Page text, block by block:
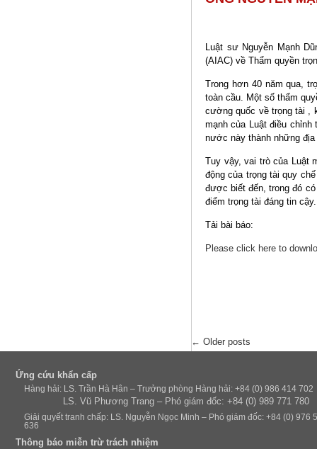
Luật sư Nguyễn Mạnh
(AIAC) về Thẩm quyền
Trong hơn 40 năm qua,
toàn cầu. Một số thẩm
cường quốc về trọng tài ,
mạnh của Luật điều
nước này thành những
Tuy vậy, vai trò của Luật
động của trọng tài quy
được biết đến, trong đó
điểm trọng tài đáng tin cậy.
Tải bài báo:
Please click here to
Post navigation
← Older posts
Ứng cứu khẩn cấp
Hàng hải: LS. Trần Hà Hân – Trưởng phòng Hàng hải: +84 (0) 986 414 702
LS. Vũ Phương Trang – Phó giám đốc: +84 (0) 989 771 780
Giải quyết tranh chấp: LS. Nguyễn Ngọc Minh – Phó giám đốc: +84 (0) 976
636
Thông báo miễn trừ trách nhiệm